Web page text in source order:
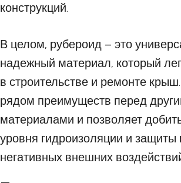
конструкций.
В целом, рубероид – это
надежный материал, который
в строительстве и ремонте
рядом преимуществ перед
материалами и позволяет
уровня гидроизоляции и
негативных внешних